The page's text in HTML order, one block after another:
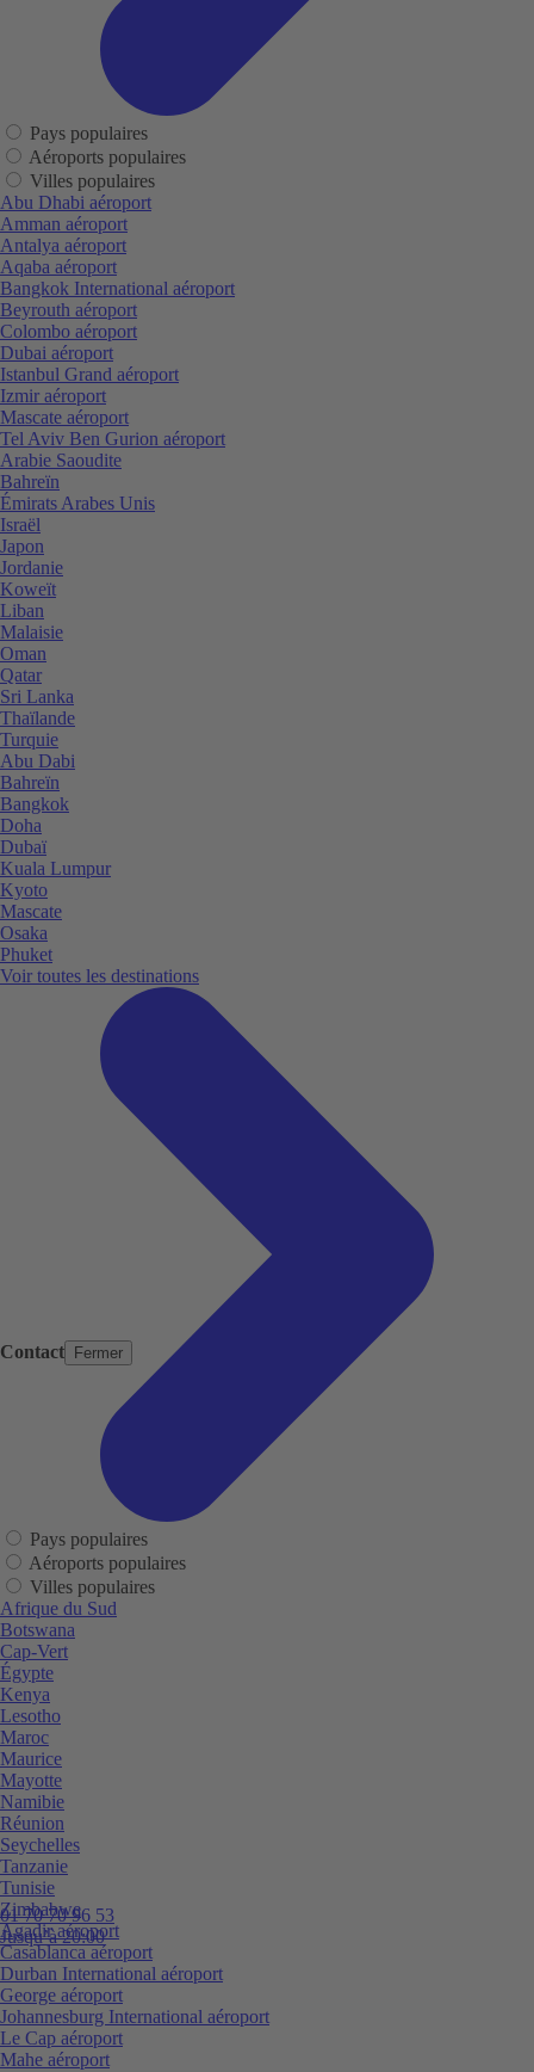
Contact Fermer
01 70 70 96 53
Jusqu’à 20:00
Pays populaires
Aéroports populaires
Villes populaires
Abu Dhabi aéroport
Amman aéroport
Antalya aéroport
Aqaba aéroport
Bangkok International aéroport
Beyrouth aéroport
Colombo aéroport
Dubai aéroport
Istanbul Grand aéroport
Izmir aéroport
Mascate aéroport
Tel Aviv Ben Gurion aéroport
Arabie Saoudite
Bahreïn
Émirats Arabes Unis
Israël
Japon
Jordanie
Koweït
Liban
Malaisie
Oman
Qatar
Sri Lanka
Thaïlande
Turquie
Abu Dabi
Bahreïn
Bangkok
Doha
Dubaï
Kuala Lumpur
Kyoto
Mascate
Osaka
Phuket
Voir toutes les destinations
Pays populaires
Aéroports populaires
Villes populaires
Afrique du Sud
Botswana
Cap-Vert
Égypte
Kenya
Lesotho
Maroc
Maurice
Mayotte
Namibie
Réunion
Seychelles
Tanzanie
Tunisie
Zimbabwe
Agadir aéroport
Casablanca aéroport
Durban International aéroport
George aéroport
Johannesburg International aéroport
Le Cap aéroport
Mahe aéroport